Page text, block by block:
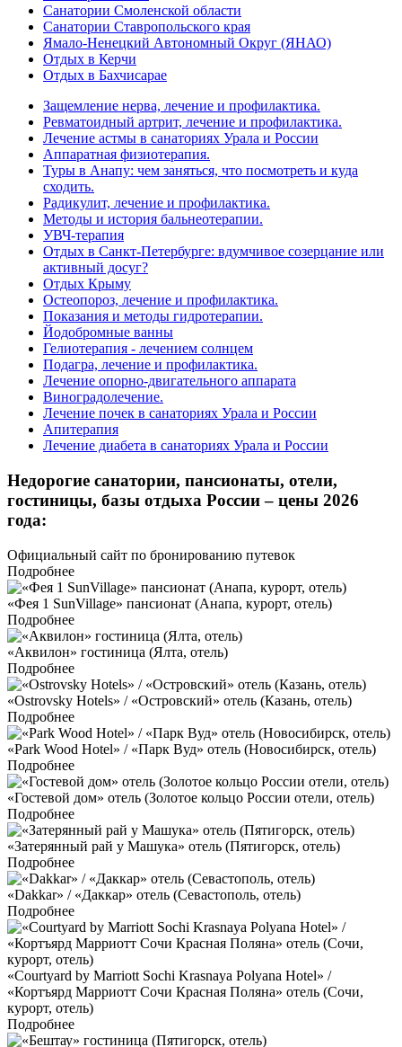
Санатории Смоленской области
Санатории Ставропольского края
Ямало-Ненецкий Автономный Округ (ЯНАО)
Отдых в Керчи
Отдых в Бахчисарае
Защемление нерва, лечение и профилактика.
Ревматоидный артрит, лечение и профилактика.
Лечение астмы в санаториях Урала и России
Аппаратная физиотерапия.
Туры в Анапу: чем заняться, что посмотреть и куда
сходить.
Радикулит, лечение и профилактика.
Методы и история бальнеотерапии.
УВЧ-терапия
Отдых в Санкт-Петербурге: вдумчивое созерцание или
активный досуг?
Отдых Крыму
Остеопороз, лечение и профилактика.
Показания и методы гидротерапии.
Йодобромные ванны
Гелиотерапия - лечением солнцем
Подагра, лечение и профилактика.
Лечение опорно-двигательного аппарата
Виноградолечение.
Лечение почек в санаториях Урала и России
Апитерапия
Лечение диабета в санаториях Урала и России
Недорогие санатории, пансионаты, отели,
гостиницы, базы отдыха России – цены 2026
года:
Официальный сайт по бронированию путевок
Подробнее
«Фея 1 SunVillage» пансионат (Анапа, курорт, отель)
Подробнее
«Аквилон» гостиница (Ялта, отель)
Подробнее
«Ostrovsky Hotels» / «Островский» отель (Казань, отель)
Подробнее
«Park Wood Hotel» / «Парк Вуд» отель (Новосибирск, отель)
Подробнее
«Гостевой дом» отель (Золотое кольцо России отели, отель)
Подробнее
«Затерянный рай у Машука» отель (Пятигорск, отель)
Подробнее
«Dakkar» / «Даккар» отель (Севастополь, отель)
Подробнее
«Courtyard by Marriott Sochi Krasnaya Polyana Hotel» /
«Кортъярд Марриотт Сочи Красная Поляна» отель (Сочи,
курорт, отель)
Подробнее